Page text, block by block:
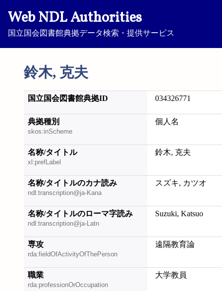
Web NDL Authorities
国立国会図書館典拠データ検索・提供サービス
鈴木, 克夫
国立国会図書館典拠ID 034326771
典拠種別
skos:inScheme
個人名
名称/タイトル
xl:prefLabel
鈴木, 克夫
名称/タイトルのカナ読み
ndl:transcription@ja-Kana
スズキ, カツオ
名称/タイトルのローマ字読み
ndl:transcription@ja-Latn
Suzuki, Katsuo
専攻
rda:fieldOfActivityOfThePerson
遠隔教育論
職業
rda:professionOrOccupation
大学教員